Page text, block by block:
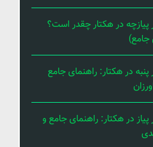
پیازچه در هکتار چقدر است؟
جامع)
پنبه در هکتار: راهنمای جامع
پیاز در هکتار: راهنمای جامع و